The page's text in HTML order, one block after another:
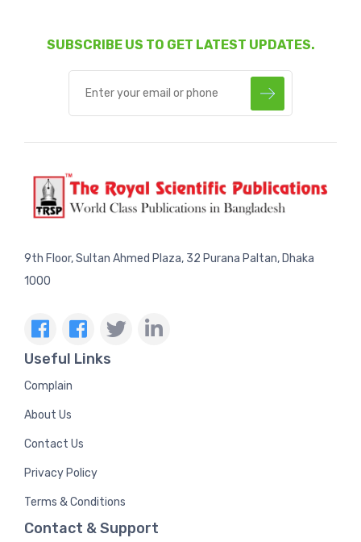
SUBSCRIBE US TO GET LATEST UPDATES.
9th Floor, Sultan Ahmed Plaza, 32 Purana Paltan, Dhaka
1000
Useful Links
Complain
About Us
Contact Us
Privacy Policy
Terms & Conditions
Contact & Support